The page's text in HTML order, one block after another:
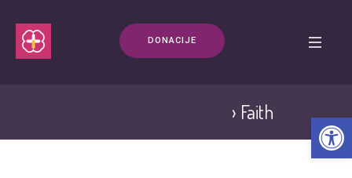
DONACIJE
› Faith